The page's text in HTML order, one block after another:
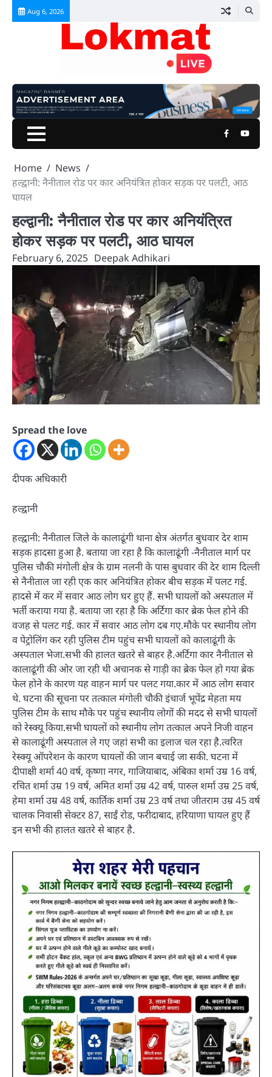
Skip
Aug 6, 2026
Facebook
Home
News
हल्द्वानी: नैनीताल रोड पर कार अनियंत्रित होकर सड़क पर पलटी, आठ
घायल
हल्द्वानी: नैनीताल रोड पर कार अनियंत्रित
होकर सड़क पर पलटी, आठ घायल
February 6, 2025 Deepak Adhikari
Spread the love
दीपक अधिकारी
हल्द्वानी
हल्द्वानी: नैनीताल जिले के कालाढूंगी थाना क्षेत्र अंतर्गत बुधवार देर शाम
सड़क हादसा हुआ है. बताया जा रहा है कि कालाढूंगी -नैनीताल मार्ग पर
पुलिस चौकी मंगोली क्षेत्र के ग्राम नलनी के पास बुधवार की देर शाम दिल्ली
से नैनीताल जा रही एक कार अनियंत्रित होकर बीच सड़क में पलट गई.
हादसे में कर में सवार आठ लोग घर हुए हैं. सभी घायलों को अस्पताल में
भर्ती कराया गया है. बताया जा रहा है कि अर्टिगा कार ब्रेक फेल होने की
वजह से पलट गई. कार में सवार आठ लोग दब गए.मौके पर स्थानीय लोग
व पेट्रोलिंग कर रही पुलिस टीम पहुंच सभी घायलों को कालाढूंगी के
अस्पताल भेजा.सभी की हालत खतरे से बाहर है.अर्टिगा कार नैनीताल से
कालाढूंगी की ओर जा रही थी अचानक से गाड़ी का ब्रेक फेल हो गया ब्रेक
फेल होने के कारण यह वाहन मार्ग पर पलट गया.कार में आठ लोग सवार
थे. घटना की सूचना पर तत्काल मंगोली चौकी इंचार्ज भूपेंद्र मेहता मय
पुलिस टीम के साथ मौके पर पहुंच स्थानीय लोगों की मदद से सभी घायलों
को रेस्क्यू किया.सभी घायलों को स्थानीय लोग तत्काल अपने निजी वाहन
से कालाढूंगी अस्पताल ले गए जहां सभी का इलाज चल रहा है.त्वरित
रेस्क्यू ऑपरेशन के कारण घायलों की जान बचाई जा सकी. घटना में
दीपाक्षी शर्मा 40 वर्ष, कृष्णा नगर, गाजियाबाद, अंबिका शर्मा उम्र 16 वर्ष,
रचित शर्मा उम्र 19 वर्ष, अमित शर्मा उम्र 42 वर्ष, पारुल शर्मा उम्र 25 वर्ष,
हेमा शर्मा उम्र 48 वर्ष, कार्तिक शर्मा उम्र 23 वर्ष तथा जीतराम उम्र 45 वर्ष
चालक निवासी सेक्टर 87, साईं रोड, फरीदाबाद, हरियाणा घायल हुए हैं
इन सभी की हालत खतरे से बाहर है.